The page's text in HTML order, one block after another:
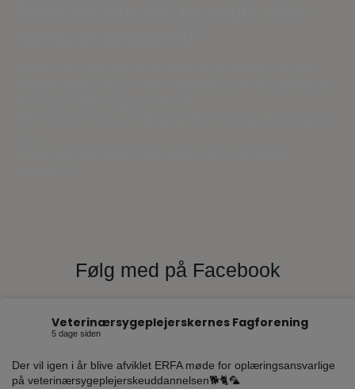
Følg med på Facebook
Veterinærsygeplejerskernes Fagforening
5 dage siden
Der vil igen i år blive afviklet ERFA møde for oplæringsansvarlige
på veterinærsygeplejerskeuddannelsen🐕🐈🦜